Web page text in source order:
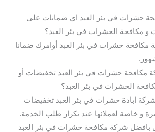
حشرات في بئر العبد اي ضمانات على
مكافحة الحشرات في بئر العبد؟
مكافحة حشرات في بئر العبد أوامرك ضمانا
حشرات في بئر العبد تخفيضات أو
الحشرات في بئر العبد؟
شركة ابادة حشرات في بئر العبد تخفيضات
و خاصة لعملائها عند تكرار طلب الخدمة.
شركة مكافحة حشرات في بئر العبد